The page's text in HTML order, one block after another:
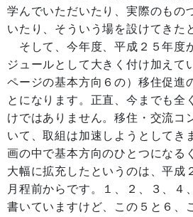
学んでいただいたり、実際のもの
いたり、そういう場を設けてきた
そして、今年度、平成２５年度
ジュールとして大きく付け加えて
ページの基本方向６の）移住促進
とになります。正直、今までも全
けではありません。移住・交流コ
いて、取組は加速しようとしてき
画の中で基本方向のひとつになる
大幅に拡充したというのは、平成
月程前からです。１、２、３、４
書いていますけど、この５と６、